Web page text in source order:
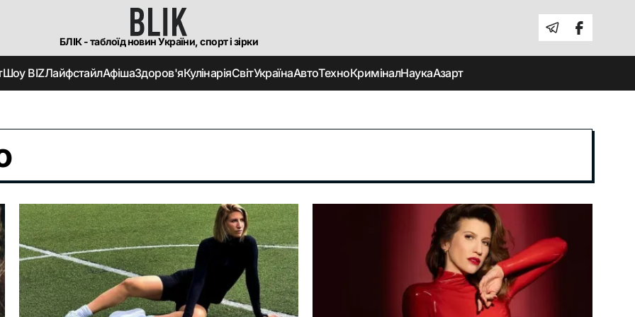
БЛІК - таблоїд новин України, спорт і зірки
Шоу BIZЛайфстайлАфішаЗдоров'яКулінаріяСвітУкраїнаАвтоТехноКриміналНаукаАзарт